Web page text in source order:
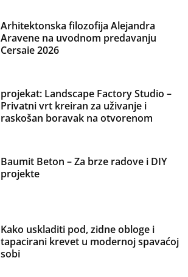
Arhitektonska filozofija Alejandra
Aravene na uvodnom predavanju
Cersaie 2026
projekat: Landscape Factory Studio –
Privatni vrt kreiran za uživanje i
raskošan boravak na otvorenom
Baumit Beton – Za brze radove i DIY
projekte
Kako uskladiti pod, zidne obloge i
tapacirani krevet u modernoj spavaćoj
sobi